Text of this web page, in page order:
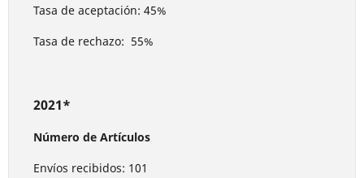
Tasa de aceptación: 45%
Tasa de rechazo: 55%
2021*
Número de Artículos
Envíos recibidos: 101